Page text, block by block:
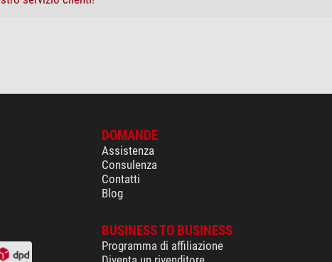
DOMANDE
Assistenza
Consulenza
Contatti
Blog
BUSINESS TO BUSINESS
Programma di affiliazione